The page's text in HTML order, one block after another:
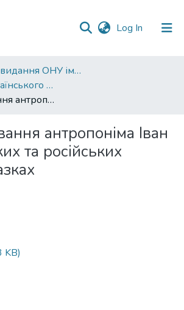
Log In (current)
Наукові видання ОНУ імені І. І. Мечникова
Записки з українського мовознавства
Функціонування антропоніма Іван в українських та російських чарівних казках
антропоніма Іван
та російських